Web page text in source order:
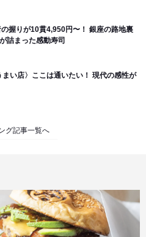
の握りが10貫4,950円〜！ 銀座の路地裏
詰まった感動寿司
まい店〉ここは通いたい！ 現代の感性が
グ記事一覧へ